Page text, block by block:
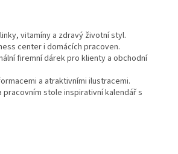
vitamíny a zdravý životní styl.
center i domácích pracoven.
firemní dárek pro klienty a obchodní
a atraktivními ilustracemi.
stole inspirativní kalendář s